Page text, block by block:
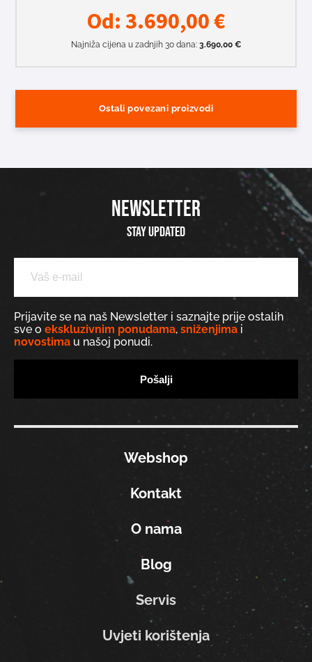
Od:3.690,00€
Najniža cijena u zadnjih 30 dana: 3.690,00 €
Ostali povezani proizvodi
NEWSLETTER
Stay updated
Prijavite se na naš Newsletter i saznajte prije ostalih
sve o ekskluzivnim ponudama, sniženjima i
novostima u našoj ponudi.
Webshop
Kontakt
O nama
Blog
Servis
Uvjeti korištenja